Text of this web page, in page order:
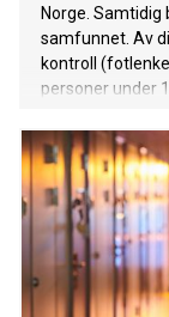
Norge.
samfunnet. Av
kontroll
personer under